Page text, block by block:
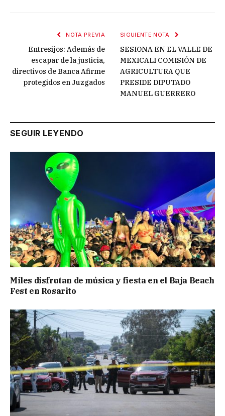
NOTA PREVIA
Entresijos: Además de
escapar de la justicia,
directivos de Banca Afirme
protegidos en Juzgados
SIGUIENTE NOTA
SESIONA EN EL VALLE DE
MEXICALI COMISIÓN DE
AGRICULTURA QUE
PRESIDE DIPUTADO
MANUEL GUERRERO
SEGUIR LEYENDO
Miles disfrutan de música y fiesta en el Baja Beach
Fest en Rosarito